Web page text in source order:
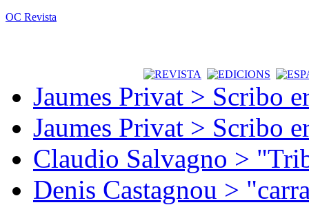
OC Revista
Jaumes Privat > Scribo
Jaumes Privat > Scribo
Claudio Salvagno >
Denis Castagnou >